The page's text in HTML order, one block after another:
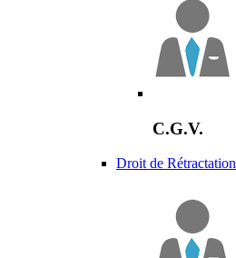
C.G.V.
Droit de Rétractation